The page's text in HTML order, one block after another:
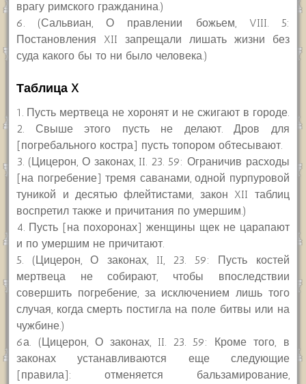
врагу римского гражданина.)
6. (Сальвиан, О правлении божьем, VIII. 5:
Постановления XII запрещали лишать жизни без
суда какого бы то ни было человека.)
Таблица X
1. Пусть мертвеца не хоронят и не сжигают в городе.
2. Свыше этого пусть не делают. Дров для
[погребального костра] пусть топором обтесывают.
3. (Цицерон, О законах, II. 23. 59: Ограничив расходы
[на погребение] тремя саванами, одной пурпуровой
туникой и десятью флейтистами, закон XII таблиц
воспретил также и причитания по умершим.)
4. Пусть [на похоронах] женщины щек не царапают
и по умершим не причитают.
5. (Цицерон, О законах, II, 23. 59: Пусть костей
мертвеца не собирают, чтобы впоследствии
совершить погребение, за исключением лишь того
случая, когда смерть постигла на поле битвы или на
чужбине.)
6а. (Цицерон, О законах, II. 23. 59: Кроме того, в
законах устанавливаются еще следующие
[правила]: отменяется бальзамирование,